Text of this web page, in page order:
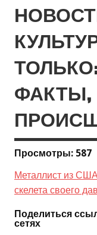
ФАКТЫ,
Просмотры: 587
Металлист из
скелета своего
Поделиться
сетях